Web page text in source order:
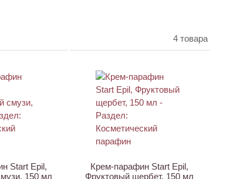
4 товара
Start Epil,
150 мл
Крем-парафин Start Epil,
Фруктовый щербет, 150 мл